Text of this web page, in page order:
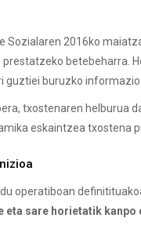
Sozialaren 2016ko
prestatzeko betebeharra.
buruzko
txostenaren helburua
eskaintzea txostena
operatiboan
eta sare horietatik